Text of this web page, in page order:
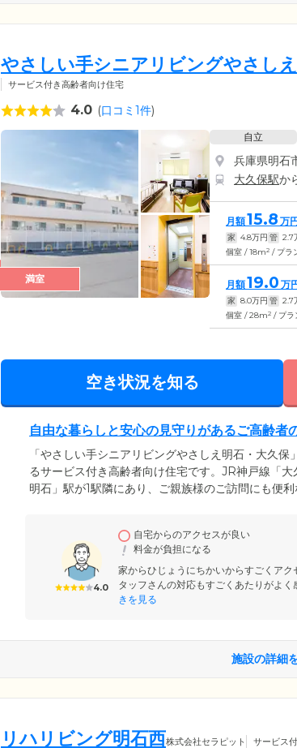
やさしい手シニアリビングやさし
サービス付き高齢者向け住宅
4.0 (口コミ1件)
満室
自立
兵庫県明石
大久保駅か
月額15.8 万
家 4.8万円 管 2.7
個室 / 18m2 / プラ
月額19.0 万
家 8.0万円 管 2.7
個室 / 28m2 / プラ
空き状況を知る
自由な暮らしと安心の見守りがあるご高齢者
「やさしい手シニアリビングやさしえ明石・大久
るサービス付き高齢者向け住宅です。JR神戸線「
明石」駅が1駅隣にあり、ご親族様のご訪問にも便
個室ご用意し、トイレと洗面台を標準装備しました。
4.0
自宅からのアクセスが良い
料金が負担になる
家からひじょうにちかいからすごくア
タッフさんの対応もすごくあたりがよ
きを見る
施設の詳細
リハリビング明石西株式会社セラピット サービス